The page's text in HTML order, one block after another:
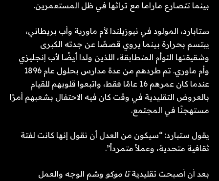
بينما تتصارع ماراما مع تراثها في ظل المستعمرين.
ستابارد، المولود في نيوزيلندا لأم ماورية وأب بريطاني،
يبتسم بحرارة بينما يروي قصصًا عن جدته الكبرى
وشقيقتها التوأم المتطابقة، اللذين ولدا أيضًا لأب إنجليزي
وأم ماوري. تم طردهم من عدة مدارس بحلول عام 1896
عندما كان عمرهم 16 عامًا فقط، واتبعوا قلوبهم للقيام
بالعروض التقليدية في وقت كان فيه الاحتفال بشعبهم أمرًا
مستهجنًا في المجتمع.
يقول ستبارد: “سيكون من العدل أن نقول إنها كانت لفتة
ثقافية متحدية، وعملاً متمرداً”.
بعد أن أصبحت تقليديةتا موكو وشم الوجه والعمل